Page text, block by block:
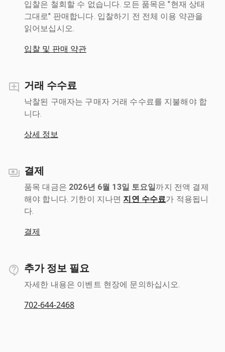
입찰은 철회할 수 없습니다. 모든 품목은 "현재 상태
그대로" 판매합니다. 입찰하기 전 전체 이용 약관을
읽어보십시오.
입찰 및 판매 약관
거래 수수료
낙찰된 구매자는 구매자 거래 수수료를 지불해야 합
니다.
상세 정보
결제
품목 대금은 2026년 6월 13일 토요일까지 전액 결제
해야 합니다. 기한이 지나면 지연 수수료가 적용됩니
다.
결제
추가 정보 필요
자세한 내용은 이벤트 현장에 문의하십시오.
702-644-2468